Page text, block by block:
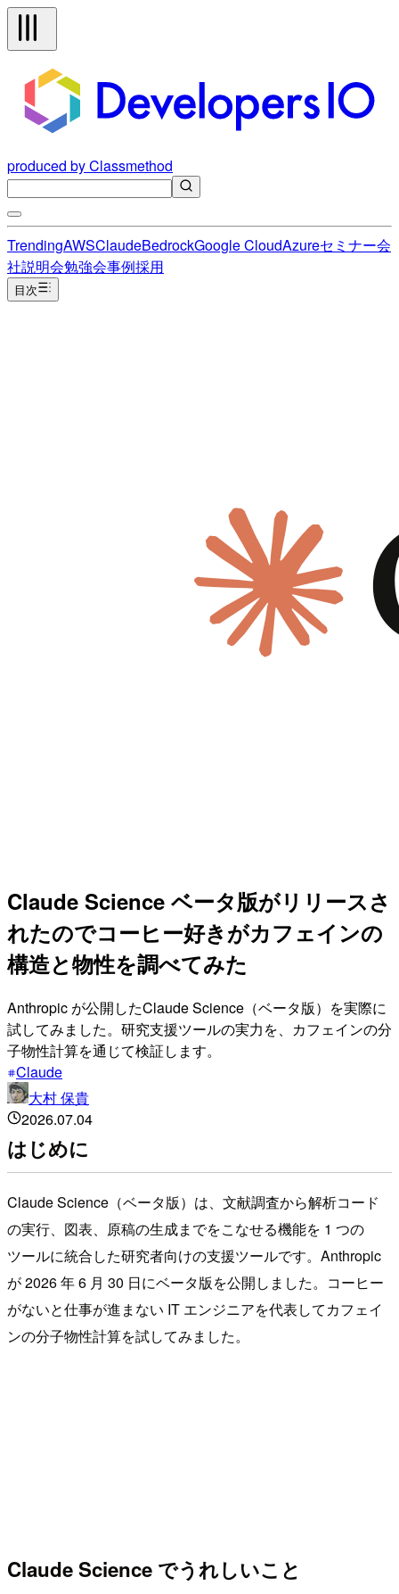
produced by Classmethod
TrendingAWSClaudeBedrockGoogle CloudAzureセミナー会
社説明会勉強会事例採用
目次
Claude Science ベータ版がリリースさ
れたのでコーヒー好きがカフェインの
構造と物性を調べてみた
Anthropic が公開したClaude Science（ベータ版）を実際に
試してみました。研究支援ツールの実力を、カフェインの分
子物性計算を通じて検証します。
Claude
大村 保貴
2026.07.04
はじめに
Claude Science（ベータ版）は、文献調査から解析コード
の実行、図表、原稿の生成までをこなせる機能を 1 つの
ツールに統合した研究者向けの支援ツールです。Anthropic
が 2026 年 6 月 30 日にベータ版を公開しました。コーヒー
がないと仕事が進まない IT エンジニアを代表してカフェイ
ンの分子物性計算を試してみました。
Claude Science でうれしいこと